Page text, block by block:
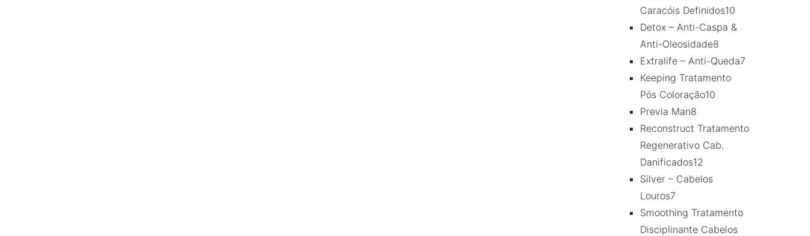
Caracóis Definidos10
Detox – Anti-Caspa &
Anti-Oleosidade8
Extralife – Anti-Queda7
Keeping Tratamento
Pós Coloração10
Previa Man8
Reconstruct Tratamento
Regenerativo Cab.
Danificados12
Silver – Cabelos
Louros7
Smoothing Tratamento
Disciplinante Cabelos